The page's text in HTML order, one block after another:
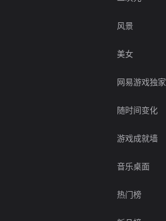
风景
美女
网易游戏独家
随时间变化
游戏成就墙
音乐桌面
热门榜